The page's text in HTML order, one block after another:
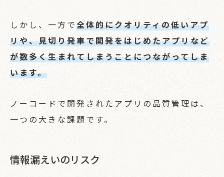
しかし、一方で全体的にクオリティの低いアプ
リや、見切り発車で開発をはじめたアプリなど
が数多く生まれてしまうことにつながってしま
います。
ノーコードで開発されたアプリの品質管理は、
一つの大きな課題です。
情報漏えいのリスク